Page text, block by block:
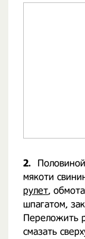
2.
мякоти
рулет,
шпагатом,
Переложить
смазать